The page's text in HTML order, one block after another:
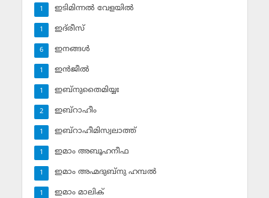
ഇടിമിന്നല്‍ വേളയില്‍
1
ഇദ്‌രീസ്‌
1
ഇനങ്ങള്‍
6
ഇന്‍ജീല്‍
1
ഇബ്‌നുതൈമിയ്യഃ
1
ഇബ്‌റാഹീം
2
ഇബ്‌റാഹീമിസ്വലാത്ത്
1
ഇമാം അബൂഹനീഫ
1
ഇമാം അഹ്മദുബ്‌നു ഹമ്പല്‍
1
ഇമാം മാലിക്
1